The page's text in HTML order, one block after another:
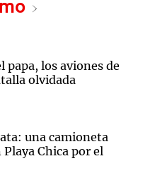
papa, los aviones de
olvidada
una camioneta
Chica por el